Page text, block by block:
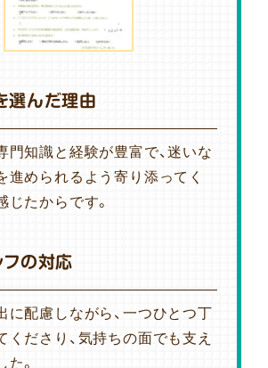
選んだ理由
門知識と経験が豊富で、迷いな
進められるよう寄り添ってく
じたからです。
フの対応
に配慮しながら、一つひとつ丁
くださり、気持ちの面でも支え
。